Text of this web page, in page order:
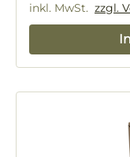
inkl. MwSt. zzgl.